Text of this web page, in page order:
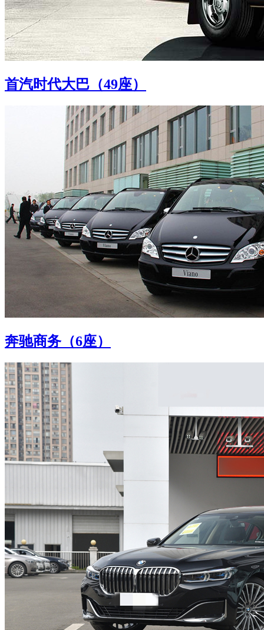
首汽时代大巴（49座）
奔驰商务（6座）